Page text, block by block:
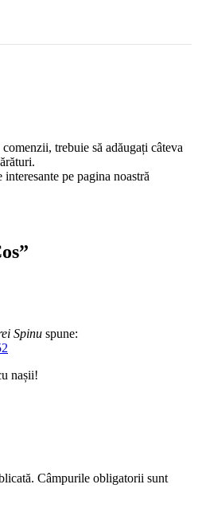
trebuie să adăugați câteva
pe pagina noastră
”
Spinu spune:
nașii!
Câmpurile obligatorii sunt